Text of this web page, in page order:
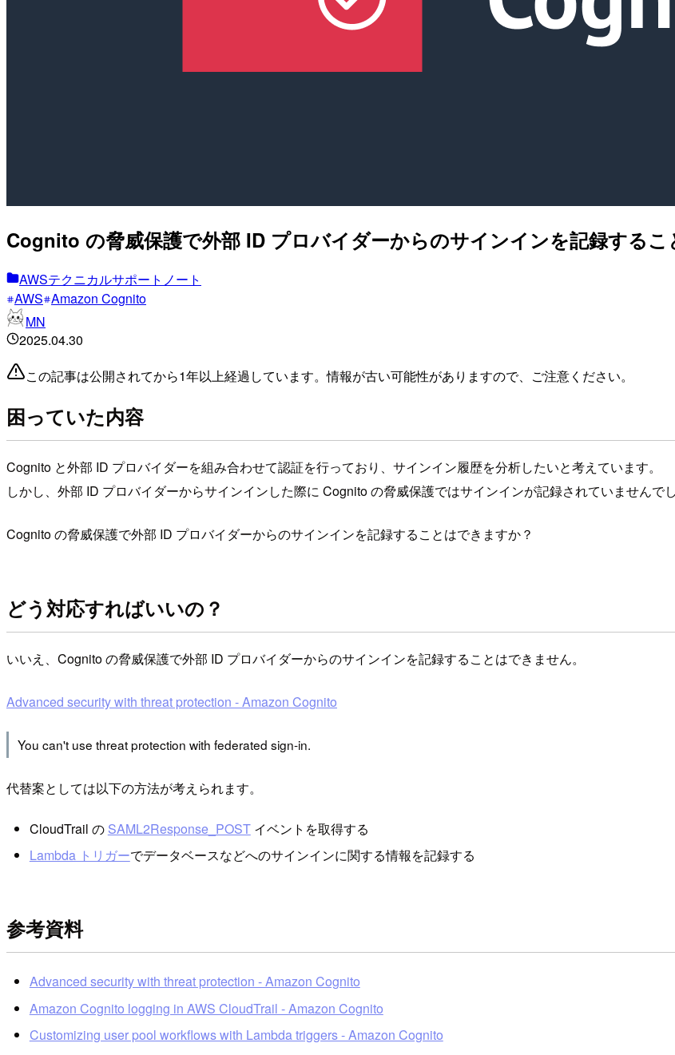
Cognito の脅威保護で外部 ID プロバイダーからのサインインを記録するこ
AWSテクニカルサポートノート
AWS Amazon Cognito
MN
2025.04.30
この記事は公開されてから1年以上経過しています。情報が古い可能性がありますので、ご注意ください。
困っていた内容
Cognito と外部 ID プロバイダーを組み合わせて認証を行っており、サインイン履歴を分析したいと考えています。
しかし、外部 ID プロバイダーからサインインした際に Cognito の脅威保護ではサインインが記録されていませんでし
Cognito の脅威保護で外部 ID プロバイダーからのサインインを記録することはできますか？
どう対応すればいいの？
いいえ、Cognito の脅威保護で外部 ID プロバイダーからのサインインを記録することはできません。
Advanced security with threat protection - Amazon Cognito
You can't use threat protection with federated sign-in.
代替案としては以下の方法が考えられます。
CloudTrail の SAML2Response_POSTイベントを取得する
Lambda トリガーでデータベースなどへのサインインに関する情報を記録する
参考資料
Advanced security with threat protection - Amazon Cognito
Amazon Cognito logging in AWS CloudTrail - Amazon Cognito
Customizing user pool workflows with Lambda triggers - Amazon Cognito